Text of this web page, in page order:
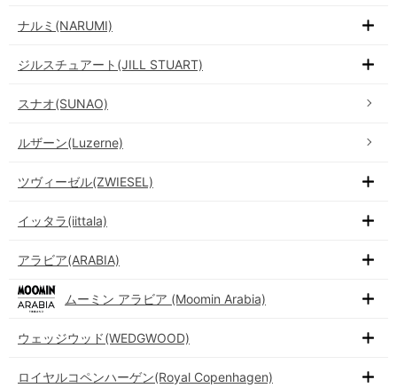
ナルミ(NARUMI)
ジルスチュアート(JILL STUART)
スナオ(SUNAO)
ルザーン(Luzerne)
ツヴィーゼル(ZWIESEL)
イッタラ(iittala)
アラビア(ARABIA)
ムーミン アラビア (Moomin Arabia)
ウェッジウッド(WEDGWOOD)
ロイヤルコペンハーゲン(Royal Copenhagen)